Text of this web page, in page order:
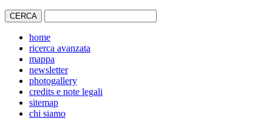
home
ricerca avanzata
mappa
newsletter
photogallery
credits e note legali
sitemap
chi siamo